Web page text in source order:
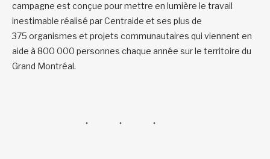
campagne est conçue pour mettre en lumière le travail
inestimable réalisé par Centraide et ses plus de
375 organismes et projets communautaires qui viennent en
aide à 800 000 personnes chaque année sur le territoire du
Grand Montréal.